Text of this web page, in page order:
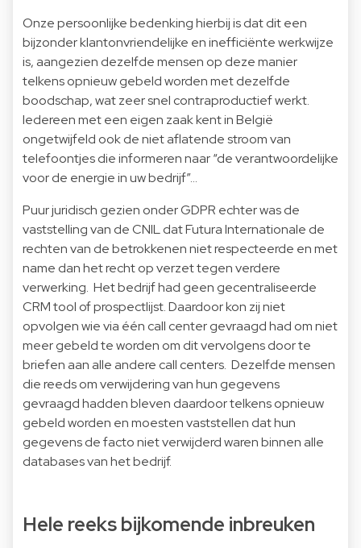
Onze persoonlijke bedenking hierbij is dat dit een
bijzonder klantonvriendelijke en inefficiënte werkwijze
is, aangezien dezelfde mensen op deze manier
telkens opnieuw gebeld worden met dezelfde
boodschap, wat zeer snel contraproductief werkt.
Iedereen met een eigen zaak kent in België
ongetwijfeld ook de niet aflatende stroom van
telefoontjes die informeren naar “de verantwoordelijke
voor de energie in uw bedrijf”…
Puur juridisch gezien onder GDPR echter was de
vaststelling van de CNIL dat Futura Internationale de
rechten van de betrokkenen niet respecteerde en met
name dan het recht op verzet tegen verdere
verwerking. Het bedrijf had geen gecentraliseerde
CRM tool of prospectlijst. Daardoor kon zij niet
opvolgen wie via één call center gevraagd had om niet
meer gebeld te worden om dit vervolgens door te
briefen aan alle andere call centers. Dezelfde mensen
die reeds om verwijdering van hun gegevens
gevraagd hadden bleven daardoor telkens opnieuw
gebeld worden en moesten vaststellen dat hun
gegevens de facto niet verwijderd waren binnen alle
databases van het bedrijf.
Hele reeks bijkomende inbreuken